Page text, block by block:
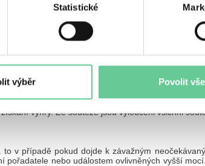
Statistické
výběr Povolit vše
si výherce zvolí sám.
že žádný z těchto kontaktů nebude
ztrácí původní výherce nárok na výhru.
podmínky účasti nebo jednající v
nepravdivých informací, které poskytla,
jinému výherci.
nebo bude mít oprávněné podezření na
výhry. Ze soutěže jsou vyloučeni všichni
v případě pokud dojde k závažným
nebo událostem ovlivněných vyšší